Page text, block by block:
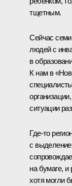
тщетным.
Сейчас
людей с
в
К нам в
ситуации
Где-то
с
на бумаге, и
хотя могли